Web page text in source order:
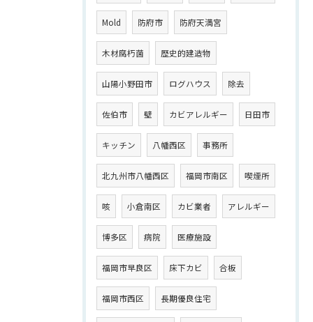
Mold 防府市 防府天満宮
木材腐朽菌 歴史的建造物
山陽小野田市 ログハウス 除去
佐伯市 壁 カビアレルギー 日田市
キッチン 八幡西区 事務所
北九州市八幡西区 福岡市南区 喫煙所
咳 小倉南区 カビ業者 アレルギー
博多区 病院 医療施設
福岡市早良区 床下カビ 合板
福岡市西区 長期優良住宅